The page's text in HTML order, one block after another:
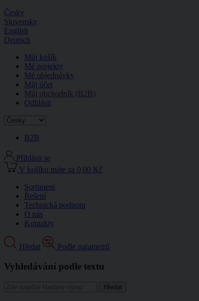
Česky
Slovensky
English
Deutsch
Můj košík
Mé projekty
Mé objednávky
Můj účet
Můj obchodník (B2B)
Odhlásit
B2B
Přihlásit se
V košíku máte za 0,00 Kč
Sortiment
Řešení
Technická podpora
O nás
Kontakty
Hledat Podle parametrů
Vyhledávání podle textu